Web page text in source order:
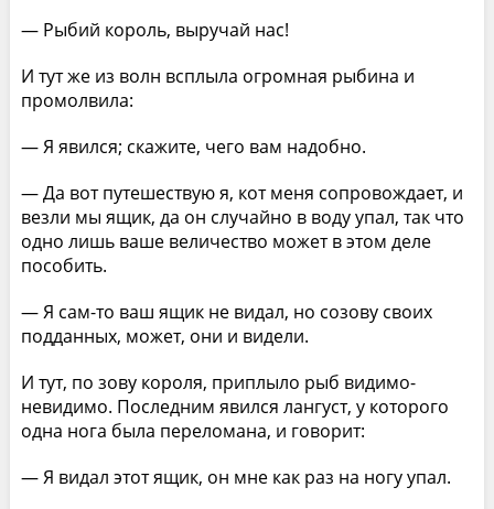
— Рыбий король, выручай нас!
И тут же из волн всплыла огромная рыбина и
промолвила:
— Я явился; скажите, чего вам надобно.
— Да вот путешествую я, кот меня сопровождает, и
везли мы ящик, да он случайно в воду упал, так что
одно лишь ваше величество может в этом деле
пособить.
— Я сам-то ваш ящик не видал, но созову своих
подданных, может, они и видели.
И тут, по зову короля, приплыло рыб видимо-
невидимо. Последним явился лангуст, у которого
одна нога была переломана, и говорит:
— Я видал этот ящик, он мне как раз на ногу упал.